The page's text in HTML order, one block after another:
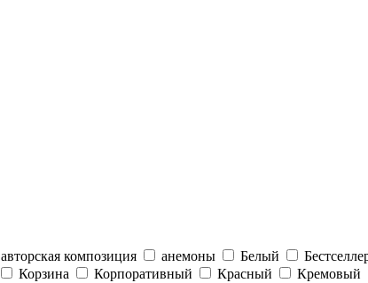
авторская композиция анемоны Белый
Корзина Корпоративный Красный Кремовый